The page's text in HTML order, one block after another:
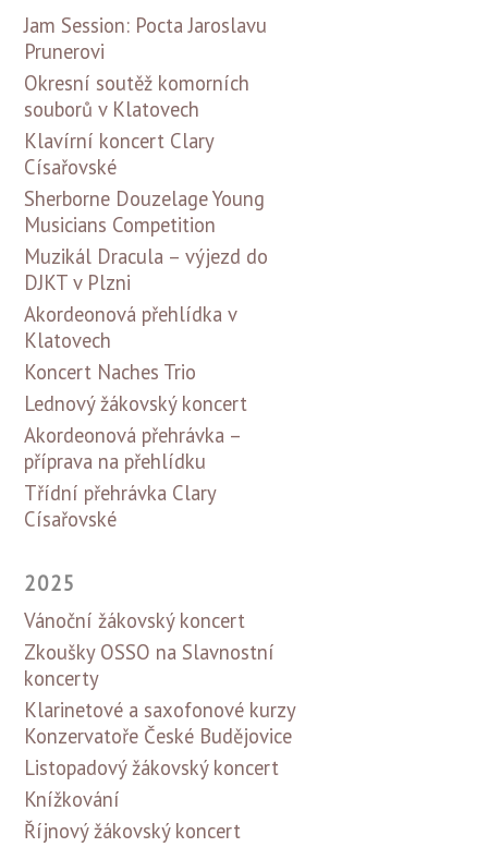
Jam Session: Pocta Jaroslavu
Prunerovi
Okresní soutěž komorních
souborů v Klatovech
Klavírní koncert Clary
Císařovské
Sherborne Douzelage Young
Musicians Competition
Muzikál Dracula – výjezd do
DJKT v Plzni
Akordeonová přehlídka v
Klatovech
Koncert Naches Trio
Lednový žákovský koncert
Akordeonová přehrávka –
příprava na přehlídku
Třídní přehrávka Clary
Císařovské
2025
Vánoční žákovský koncert
Zkoušky OSSO na Slavnostní
koncerty
Klarinetové a saxofonové kurzy
Konzervatoře České Budějovice
Listopadový žákovský koncert
Knížkování
Říjnový žákovský koncert